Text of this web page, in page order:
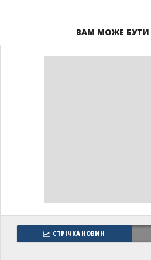
ВАМ МОЖЕ БУТИ
СТРІЧКА НОВИН